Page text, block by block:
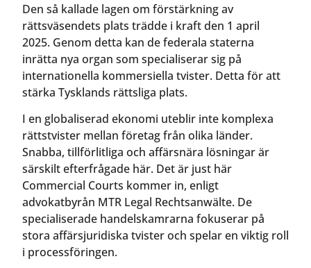
Den så kallade lagen om förstärkning av
rättsväsendets plats trädde i kraft den 1 april
2025. Genom detta kan de federala staterna
inrätta nya organ som specialiserar sig på
internationella kommersiella tvister. Detta för att
stärka Tysklands rättsliga plats.
I en globaliserad ekonomi uteblir inte komplexa
rättstvister mellan företag från olika länder.
Snabba, tillförlitliga och affärsnära lösningar är
särskilt efterfrågade här. Det är just här
Commercial Courts kommer in, enligt
advokatbyrån MTR Legal Rechtsanwälte. De
specialiserade handelskamrarna fokuserar på
stora affärsjuridiska tvister och spelar en viktig roll
i processföringen.